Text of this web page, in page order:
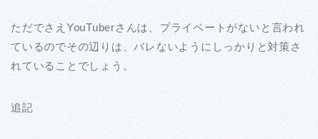
ただでさえYouTuberさんは、プライベートがないと言われ
ているのでその辺りは、バレないようにしっかりと対策さ
れていることでしょう。
追記